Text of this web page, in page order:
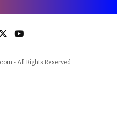
- All Rights Reserved.